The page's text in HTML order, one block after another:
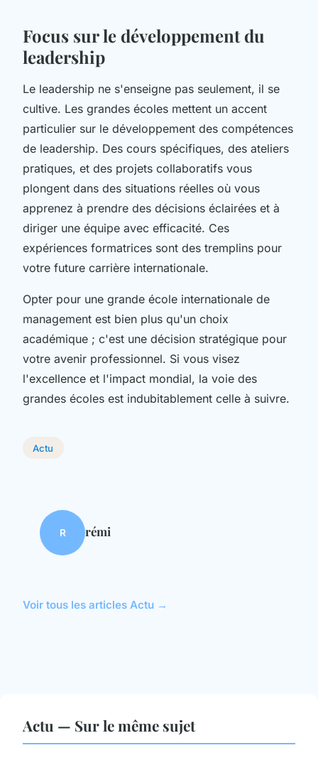
Focus sur le développement du
leadership
Le leadership ne s'enseigne pas seulement, il se
cultive. Les grandes écoles mettent un accent
particulier sur le développement des compétences
de leadership. Des cours spécifiques, des ateliers
pratiques, et des projets collaboratifs vous
plongent dans des situations réelles où vous
apprenez à prendre des décisions éclairées et à
diriger une équipe avec efficacité. Ces
expériences formatrices sont des tremplins pour
votre future carrière internationale.
Opter pour une grande école internationale de
management est bien plus qu'un choix
académique ; c'est une décision stratégique pour
votre avenir professionnel. Si vous visez
l'excellence et l'impact mondial, la voie des
grandes écoles est indubitablement celle à suivre.
Actu
R rémi
Voir tous les articles Actu →
Actu — Sur le même sujet